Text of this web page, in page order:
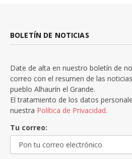
BOLETÍN DE NOTICIAS
Date de alta en nuestro boletín de
correo con el resumen de las
pueblo Alhaurín el Grande.
El tratamiento de los datos
nuestra Política de Privacidad.
Tu correo: